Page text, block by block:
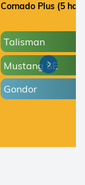
Cornado Plus (5 ha)
Talisman
Mustang SE
Gondor
Next